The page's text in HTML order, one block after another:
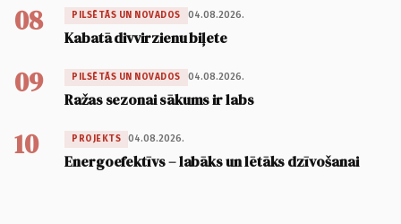
08 PILSĒTĀS UN NOVADOS 04.08.2026.
Kabatā divvirzienu biļete
09 PILSĒTĀS UN NOVADOS 04.08.2026.
Ražas sezonai sākums ir labs
10 PROJEKTS 04.08.2026.
Energoefektīvs – labāks un lētāks dzīvošanai